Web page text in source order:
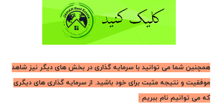
همچنین شما می توانید با سرمایه گذاری در بخش های دیگر نیز شاهد
موفقیت و نتیجه مثبت برای خود باشید. از سرمایه گذاری های دیگری
که می توانیم نام ببریم :